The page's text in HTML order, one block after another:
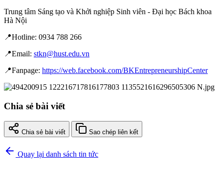
Trung tâm Sáng tạo và Khởi nghiệp Sinh viên - Đại học Bách khoa
Hà Nội
📍Hotline: 0934 788 266
📍Email: stkn@hust.edu.vn
📍Fanpage: https://web.facebook.com/BKEntrepreneurshipCenter
Chia sẻ bài viết
Chia sẻ bài viết Sao chép liên kết
Quay lại danh sách tin tức